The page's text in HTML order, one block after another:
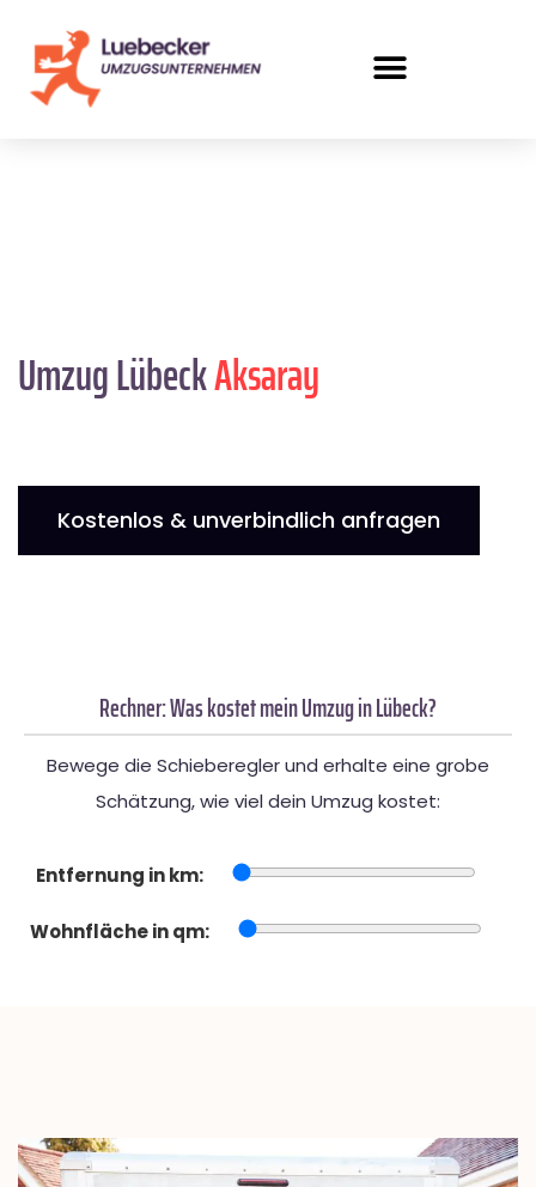
Umzug LübeckAksaray
Kostenlos & unverbindlich anfragen
Rechner: Was kostet mein Umzug in Lübeck?
Bewege die Schieberegler und erhalte eine grobe
Schätzung, wie viel dein Umzug kostet:
Entfernung in km:
Wohnfläche in qm: